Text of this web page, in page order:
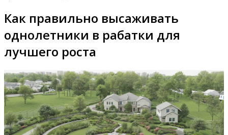
Как правильно высаживать
однолетники в рабатки для
лучшего роста